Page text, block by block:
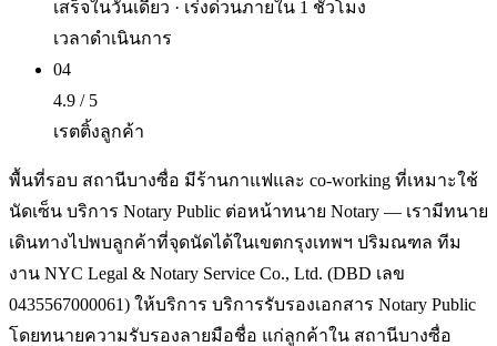
เสร็จในวันเดียว · เร่งด่วนภายใน 1 ชั่วโมง
เวลาดำเนินการ
04
4.9 / 5
เรตติ้งลูกค้า
พื้นที่รอบ สถานีบางซื่อ มีร้านกาแฟและ co-working ที่เหมาะใช้
นัดเซ็น บริการ Notary Public ต่อหน้าทนาย Notary — เรามีทนาย
เดินทางไปพบลูกค้าที่จุดนัดได้ในเขตกรุงเทพฯ ปริมณฑล ทีม
งาน NYC Legal & Notary Service Co., Ltd. (DBD เลข
0435567000061) ให้บริการ บริการรับรองเอกสาร Notary Public
โดยทนายความรับรองลายมือชื่อ แก่ลูกค้าใน สถานีบางซื่อ